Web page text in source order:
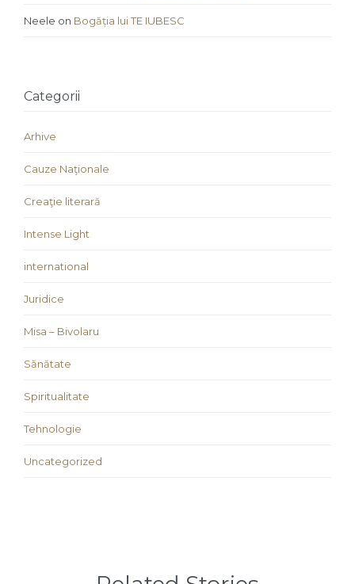
Neele on Bogăția lui TE IUBESC
Categorii
Arhive
Cauze Naţionale
Creaţie literară
Intense Light
international
Juridice
Misa – Bivolaru
Sănătate
Spiritualitate
Tehnologie
Uncategorized